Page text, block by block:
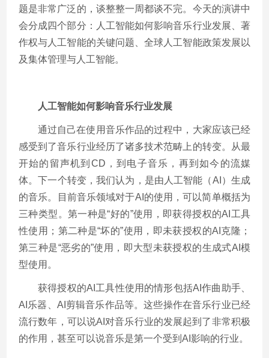
题是非常广泛的，谈整整一周都谈不完。今天的演讲中
会分成四个部分：人工智能如何影响音乐行业发展、著
作权与人工智能的关键问题、全球人工智能政策发展以
及集体管理与人工智能。
人工智能如何影响音乐行业发展
通过自己在使用音乐作品的过程中，大家应该已经
感受到了音乐行业经历了诸多技术范畴上的转变。从最
开始的留声机到CD，到电子音乐，再到如今的流媒
体。下一个转变，我们认为，是由人工智能（AI）生成
的音乐。目前音乐领域对于AI的使用，可以简单概括为
三种类型。第一种是“好的”使用，即获得授权的AI工具
性使用；第二种是“坏的”使用，即未获授权的AI克隆；
第三种是“恶劣的”使用，即大型未获授权的生成式AI模
型使用。
获得授权的AI工具性使用的情形包括AI作曲助手、
AI乐器、AI剪辑音乐作品等。这些操作在音乐行业已经
流行数年，可以说AI对音乐行业的发展起到了非常积极
的作用，甚至可以说音乐是第一个受到AI影响的行业。